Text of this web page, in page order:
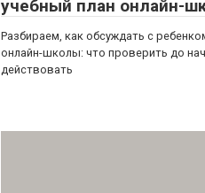
учебный план онлайн-
Разбираем, как обсуждать с
онлайн-школы: что проверить до
действовать